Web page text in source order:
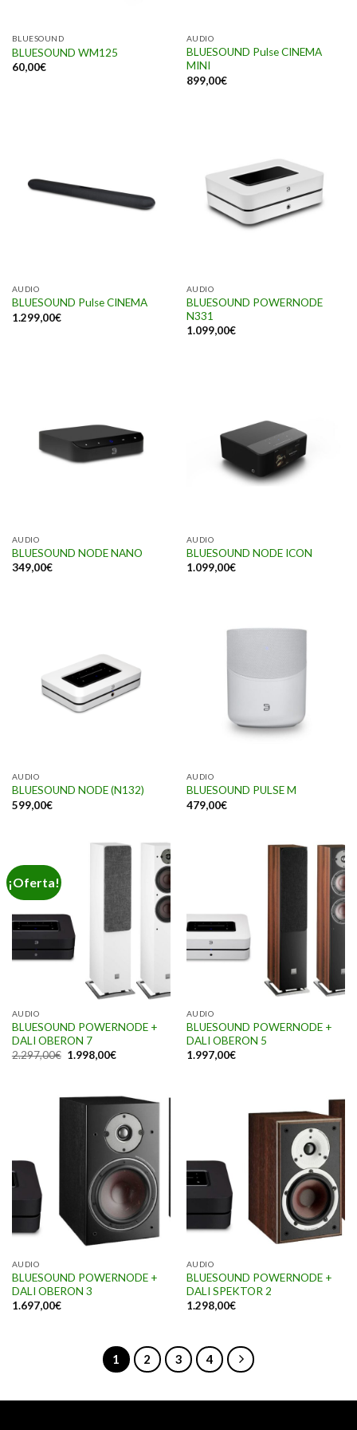
BLUESOUND
BLUESOUND WM125
60,00€
AUDIO
BLUESOUND Pulse CINEMA
MINI
899,00€
AUDIO
BLUESOUND Pulse CINEMA
1.299,00€
AUDIO
BLUESOUND POWERNODE
N331
1.099,00€
AUDIO
BLUESOUND NODE NANO
349,00€
AUDIO
BLUESOUND NODE ICON
1.099,00€
AUDIO
BLUESOUND NODE (N132)
599,00€
AUDIO
BLUESOUND PULSE M
479,00€
¡Oferta!
AUDIO
BLUESOUND POWERNODE +
DALI OBERON 7
2.297,00€ 1.998,00€
AUDIO
BLUESOUND POWERNODE +
DALI OBERON 5
1.997,00€
AUDIO
BLUESOUND POWERNODE +
DALI OBERON 3
1.697,00€
AUDIO
BLUESOUND POWERNODE +
DALI SPEKTOR 2
1.298,00€
1 2 3 4